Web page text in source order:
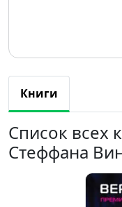
Книги
Список всех
Стеффана